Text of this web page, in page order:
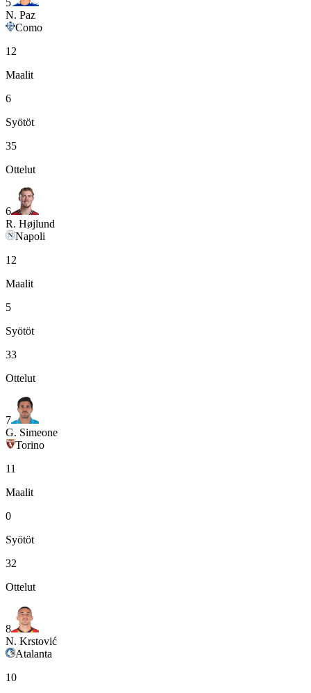
N. Paz
Como
12
Maalit
6
Syötöt
35
Ottelut
6
R. Højlund
Napoli
12
Maalit
5
Syötöt
33
Ottelut
7
G. Simeone
Torino
11
Maalit
0
Syötöt
32
Ottelut
8
N. Krstović
Atalanta
10